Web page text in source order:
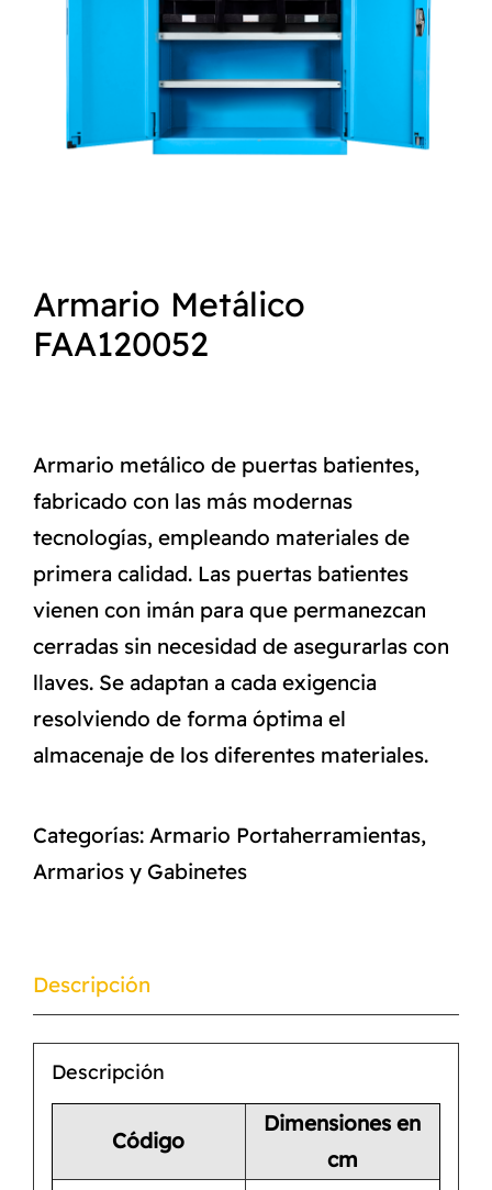
CATÁLOGO
Armario Metálico
FAA120052
Armario metálico de puertas batientes,
fabricado con las más modernas
tecnologías, empleando materiales de
primera calidad. Las puertas batientes
vienen con imán para que permanezcan
cerradas sin necesidad de asegurarlas con
llaves. Se adaptan a cada exigencia
resolviendo de forma óptima el
almacenaje de los diferentes materiales.
Categorías: Armario Portaherramientas,
Armarios y Gabinetes
Descripción
Descripción
Código
Dimensiones en
cm